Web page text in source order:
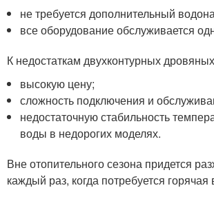
не требуется дополнительный
все оборудование обслуживается
К недостаткам двухконтурных
высокую цену;
сложность подключения и
недостаточную стабильность
воды в недорогих моделях.
Вне отопительного сезона придется
каждый раз, когда потребуется горячая